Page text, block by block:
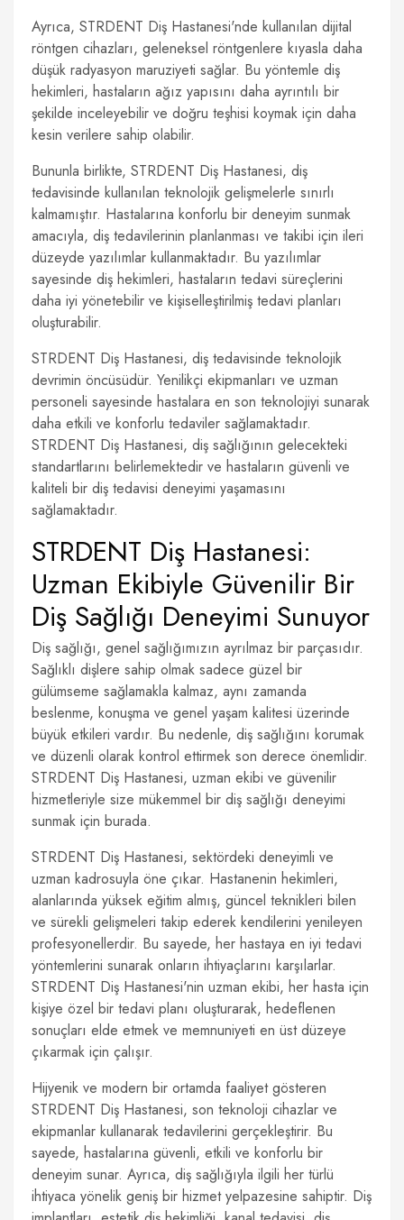
Ayrıca, STRDENT Diş Hastanesi'nde kullanılan dijital
röntgen cihazları, geleneksel röntgenlere kıyasla daha
düşük radyasyon maruziyeti sağlar. Bu yöntemle diş
hekimleri, hastaların ağız yapısını daha ayrıntılı bir
şekilde inceleyebilir ve doğru teşhisi koymak için daha
kesin verilere sahip olabilir.
Bununla birlikte, STRDENT Diş Hastanesi, diş
tedavisinde kullanılan teknolojik gelişmelerle sınırlı
kalmamıştır. Hastalarına konforlu bir deneyim sunmak
amacıyla, diş tedavilerinin planlanması ve takibi için ileri
düzeyde yazılımlar kullanmaktadır. Bu yazılımlar
sayesinde diş hekimleri, hastaların tedavi süreçlerini
daha iyi yönetebilir ve kişiselleştirilmiş tedavi planları
oluşturabilir.
STRDENT Diş Hastanesi, diş tedavisinde teknolojik
devrimin öncüsüdür. Yenilikçi ekipmanları ve uzman
personeli sayesinde hastalara en son teknolojiyi sunarak
daha etkili ve konforlu tedaviler sağlamaktadır.
STRDENT Diş Hastanesi, diş sağlığının gelecekteki
standartlarını belirlemektedir ve hastaların güvenli ve
kaliteli bir diş tedavisi deneyimi yaşamasını
sağlamaktadır.
STRDENT Diş Hastanesi:
Uzman Ekibiyle Güvenilir Bir
Diş Sağlığı Deneyimi Sunuyor
Diş sağlığı, genel sağlığımızın ayrılmaz bir parçasıdır.
Sağlıklı dişlere sahip olmak sadece güzel bir
gülümseme sağlamakla kalmaz, aynı zamanda
beslenme, konuşma ve genel yaşam kalitesi üzerinde
büyük etkileri vardır. Bu nedenle, diş sağlığını korumak
ve düzenli olarak kontrol ettirmek son derece önemlidir.
STRDENT Diş Hastanesi, uzman ekibi ve güvenilir
hizmetleriyle size mükemmel bir diş sağlığı deneyimi
sunmak için burada.
STRDENT Diş Hastanesi, sektördeki deneyimli ve
uzman kadrosuyla öne çıkar. Hastanenin hekimleri,
alanlarında yüksek eğitim almış, güncel teknikleri bilen
ve sürekli gelişmeleri takip ederek kendilerini yenileyen
profesyonellerdir. Bu sayede, her hastaya en iyi tedavi
yöntemlerini sunarak onların ihtiyaçlarını karşılarlar.
STRDENT Diş Hastanesi'nin uzman ekibi, her hasta için
kişiye özel bir tedavi planı oluşturarak, hedeflenen
sonuçları elde etmek ve memnuniyeti en üst düzeye
çıkarmak için çalışır.
Hijyenik ve modern bir ortamda faaliyet gösteren
STRDENT Diş Hastanesi, son teknoloji cihazlar ve
ekipmanlar kullanarak tedavilerini gerçekleştirir. Bu
sayede, hastalarına güvenli, etkili ve konforlu bir
deneyim sunar. Ayrıca, diş sağlığıyla ilgili her türlü
ihtiyaca yönelik geniş bir hizmet yelpazesine sahiptir. Diş